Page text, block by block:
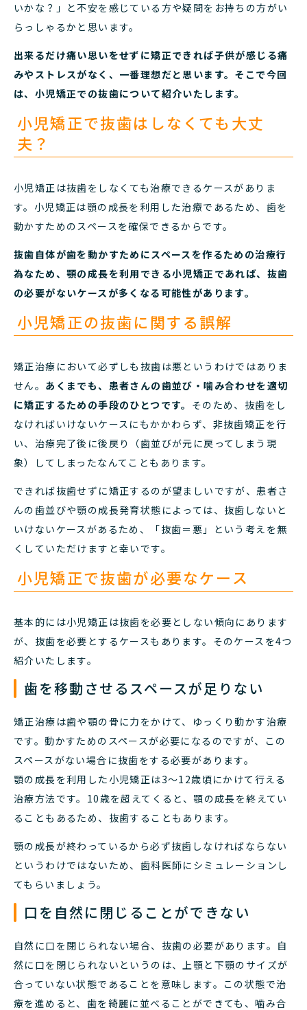
いかな？」と不安を感じている方や疑問をお持ちの方がい
らっしゃるかと思います。
出来るだけ痛い思いをせずに矯正できれば子供が感じる痛
みやストレスがなく、一番理想だと思います。そこで今回
は、小児矯正での抜歯について紹介いたします。
小児矯正で抜歯はしなくても大丈
夫？
小児矯正は抜歯をしなくても治療できるケースがありま
す。小児矯正は顎の成長を利用した治療であるため、歯を
動かすためのスペースを確保できるからです。
抜歯自体が歯を動かすためにスペースを作るための治療行
為なため、顎の成長を利用できる小児矯正であれば、抜歯
の必要がないケースが多くなる可能性があります。
小児矯正の抜歯に関する誤解
矯正治療において必ずしも抜歯は悪というわけではありま
せん。 あくまでも、患者さんの歯並び・噛み合わせを適切
に矯正するための手段のひとつです。 そのため、抜歯をし
なければいけないケースにもかかわらず、非抜歯矯正を行
い、治療完了後に後戻り（歯並びが元に戻ってしまう現
象）してしまったなんてこともあります。
できれば抜歯せずに矯正するのが望ましいですが、患者さ
んの歯並びや顎の成長発育状態によっては、抜歯しないと
いけないケースがあるため、「抜歯＝悪」という考えを無
くしていただけますと幸いです。
小児矯正で抜歯が必要なケース
基本的には小児矯正は抜歯を必要としない傾向にあります
が、抜歯を必要とするケースもあります。そのケースを4つ
紹介いたします。
歯を移動させるスペースが足りない
矯正治療は歯や顎の骨に力をかけて、ゆっくり動かす治療
です。動かすためのスペースが必要になるのですが、この
スペースがない場合に抜歯をする必要があります。
顎の成長を利用した小児矯正は3〜12歳頃にかけて行える
治療方法です。10歳を超えてくると、顎の成長を終えてい
ることもあるため、抜歯することもあります。
顎の成長が終わっているから必ず抜歯しなければならない
というわけではないため、歯科医師にシミュレーションし
てもらいましょう。
口を自然に閉じることができない
自然に口を閉じられない場合、抜歯の必要があります。自
然に口を閉じられないというのは、上顎と下顎のサイズが
合っていない状態であることを意味します。この状態で治
療を進めると、歯を綺麗に並べることができても、噛み合